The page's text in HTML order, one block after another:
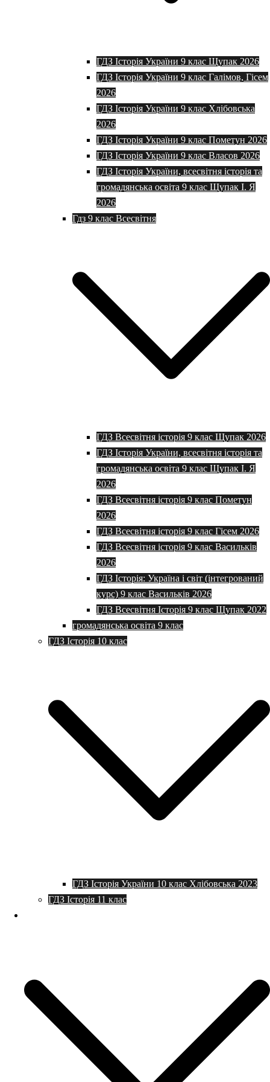
ГДЗ Історія України 9 клас Щупак 2026
ГДЗ Історія України 9 клас Галімов, Гісем
2026
ГДЗ Історія України 9 клас Хлібовська
2026
ГДЗ Історія України 9 клас Пометун 2026
ГДЗ Історія України 9 клас Власов 2026
ГДЗ Історія України, всесвітня історія та
громадянська освіта 9 клас Щупак І. Я
2026
Гдз 9 клас Всесвітня
ГДЗ Всесвітня історія 9 клас Щупак 2026
ГДЗ Історія України, всесвітня історія та
громадянська освіта 9 клас Щупак І. Я
2026
ГДЗ Всесвітня історія 9 клас Пометун
2026
ГДЗ Всесвітня історія 9 клас Гісем 2026
ГДЗ Всесвітня історія 9 клас Васильків
2026
ГДЗ Історія: Україна і світ (інтегрований
курс) 9 клас Васильків 2026
ГДЗ Всесвітня Історія 9 клас Щупак 2022
громадянська освіта 9 клас
ГДЗ Історія 10 клас
ГДЗ Історія України 10 клас Хлібовська 2023
ГДЗ Історія 11 клас